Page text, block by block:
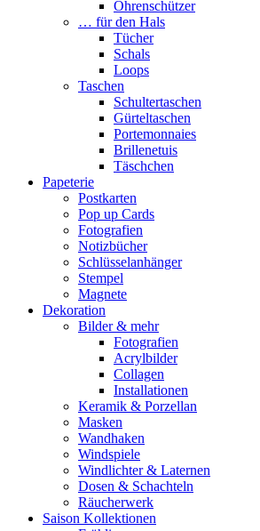
Ohrenschützer
… für den Hals
Tücher
Schals
Loops
Taschen
Schultertaschen
Gürteltaschen
Portemonnaies
Brillenetuis
Täschchen
Papeterie
Postkarten
Pop up Cards
Fotografien
Notizbücher
Schlüsselanhänger
Stempel
Magnete
Dekoration
Bilder & mehr
Fotografien
Acrylbilder
Collagen
Installationen
Keramik & Porzellan
Masken
Wandhaken
Windspiele
Windlichter & Laternen
Dosen & Schachteln
Räucherwerk
Saison Kollektionen